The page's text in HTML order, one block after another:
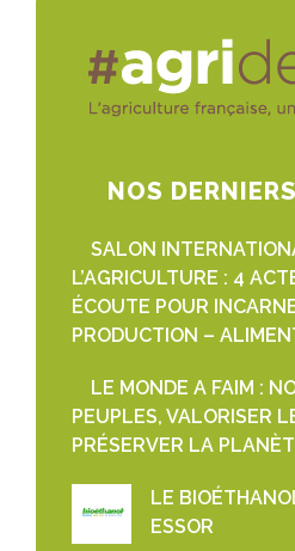
NOS
SALON
L’AGRICULTURE : 4
ÉCOUTE POUR
PRODUCTION –
LE MONDE A FAIM :
PEUPLES, VALORISER
PRÉSERVER LA
LE
ESSOR